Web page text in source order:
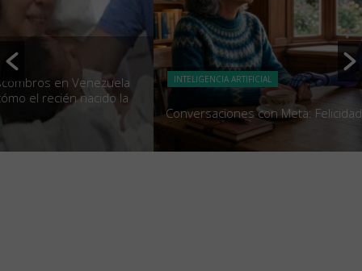
INTELIGENCIA ARTIFICIAL
Conversaciones con Meta: Felicidad